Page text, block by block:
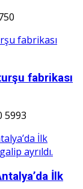
fabrikası
5993
İlk